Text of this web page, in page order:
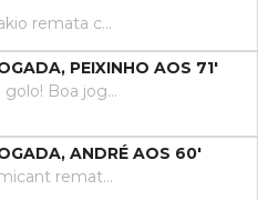
Dodi Lukébakio remata com o pé esquerdo de fora da área, para uma boa defesa de Robles.
PEIXINHO AOS 71'
Estoril perto golo! Boa jogada de envolvimento, a culminar com um remate de Peixinho à boca da baliza, mas em esforço, ligeiramente ao lado.
ANDRÉ AOS 60'
André Lacximicant remata cruzado na esquerda da área, para defesa incompleta de Trubin. Dahl corta a bola perto da linha de golo.